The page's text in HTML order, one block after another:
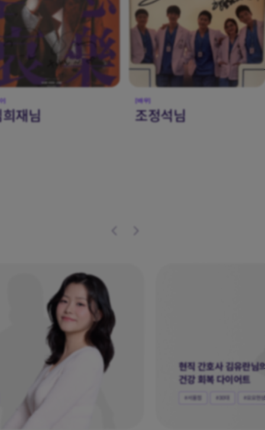
]
석님
[가수]
레드벨벳 예리님
김선애, 강현우님의
부부다이어트
#서울점 #30대 #부부다